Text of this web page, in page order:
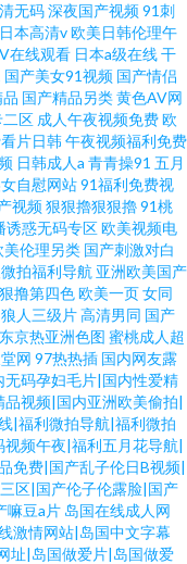
无码深夜国产视频91刺
日本高清v欧美日韩伦理午
在线观看 日本a级在线干
国产美女91视频 国产情侣
国产精品另类黄色AV网
二区 成人午夜视频免费欧
片日韩午夜视频福利免费
日韩成人a 青青操91 五月
自慰网站91福利免费视
视频狠狠擼狠狠擼91桃
诱惑无码专区欧美视频电
美伦理另类 国产刺激对白
拍福利导航 亚洲欧美国产
撸第四色欧美一页女同
狼人三级片高清男同 国产
东京热亚洲色图 蜜桃成人超
网 97热热插 国内网友露
码孕妇毛片|国内性爱精
视频|国内亚洲欧美偷拍|
|福利微拍导航|福利微拍
频午夜|福利五月花导航|
免费|国产乱子伦日B视频|
区|国产伦子伦露脸|国产
嘛豆a片 岛国在线成人网
激情网站|岛国中文字幕
址|岛国做爱片|岛国做爱